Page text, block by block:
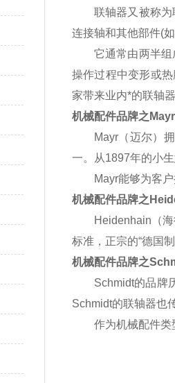
联轴器又被称
连接轴和其他部件(
它通常由两半
操作过程中变形或
家带来业内*的联轴
机械配件品牌之 Mayr
Mayr （迈尔）
一。从1897年的小
Mayr能够为客
机械配件品牌之
Heidenhain （
标准，正宗的“德国
机械配件品牌之
Schmidt的品牌
Schmidt的联轴器也
作为机械配件